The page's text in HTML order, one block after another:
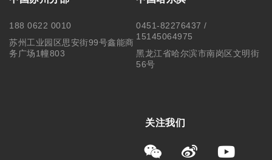
188 0622 0010
苏州工业园区思安街99号鑫能商
务广场1幢803
0451-82276437 /
15145064975
黑龙江省哈尔滨市南岗区文明街
56号
关注我们